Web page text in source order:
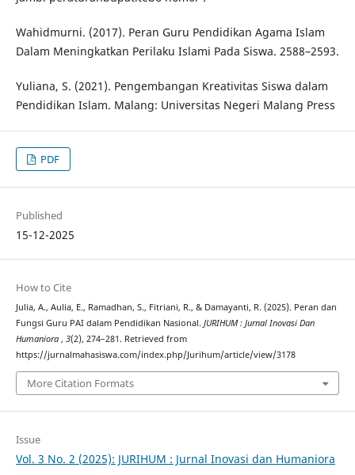
Wahidmurni. (2017). Peran Guru Pendidikan Agama Islam
Dalam Meningkatkan Perilaku Islami Pada Siswa. 2588–2593.
Yuliana, S. (2021). Pengembangan Kreativitas Siswa dalam
Pendidikan Islam. Malang: Universitas Negeri Malang Press
PDF
Published
15-12-2025
How to Cite
Julia, A., Aulia, E., Ramadhan, S., Fitriani, R., & Damayanti, R. (2025). Peran dan
Fungsi Guru PAI dalam Pendidikan Nasional. JURIHUM : Jurnal Inovasi Dan
Humaniora , 3(2), 274–281. Retrieved from
https://jurnalmahasiswa.com/index.php/Jurihum/article/view/3178
More Citation Formats
Issue
Vol. 3 No. 2 (2025): JURIHUM : Jurnal Inovasi dan Humaniora